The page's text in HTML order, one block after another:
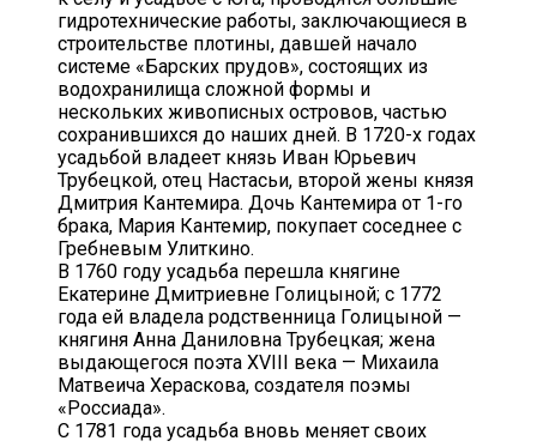
гидротехнические работы, заключающиеся в
строительстве плотины, давшей начало
системе «Барских прудов», состоящих из
водохранилища сложной формы и
нескольких живописных островов, частью
сохранившихся до наших дней. В 1720-х годах
усадьбой владеет князь Иван Юрьевич
Трубецкой, отец Настасьи, второй жены князя
Дмитрия Кантемира. Дочь Кантемира от 1-го
брака, Мария Кантемир, покупает соседнее с
Гребневым Улиткино.
В 1760 году усадьба перешла княгине
Екатерине Дмитриевне Голицыной; с 1772
года ей владела родственница Голицыной —
княгиня Анна Даниловна Трубецкая; жена
выдающегося поэта XVIII века — Михаила
Матвеича Хераскова, создателя поэмы
«Россиада».
С 1781 года усадьба вновь меняет своих